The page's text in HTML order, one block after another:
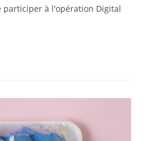
participer à l'opération Digital